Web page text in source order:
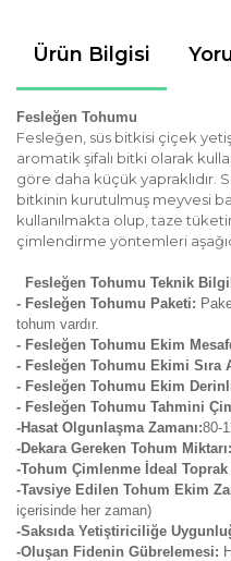
Ürün Bilgisi
Fesleğen Tohumu
Fesleğen, süs bitkisi çiçek
aromatik şifalı bitki olarak
göre daha küçük yapraklıdır.
bitkinin kurutulmuş meyvesi
kullanılmakta olup, taze
çimlendirme yöntemleri
Fesleğen Tohumu Teknik
- Fesleğen Tohumu Paketi:
tohum vardır.
- Fesleğen Tohumu Ekim
- Fesleğen Tohumu Ekimi Sıra
- Fesleğen Tohumu Ekim
- Fesleğen Tohumu Tahmini
-Hasat Olgunlaşma Zamanı:80-
-Dekara Gereken Tohum Miktarı:
-Tohum Çimlenme İdeal Toprak
-Tavsiye Edilen Tohum Ekim
içerisinde her zaman)
-Saksıda Yetiştiriciliğe
-Oluşan Fidenin Gübrelemesi: